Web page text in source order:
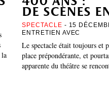
de scènes
SPECTACLE - 15
ENTRETIEN AVEC
Le spectacle était toujours et
place prépondérante, et
apparente du théâtre se